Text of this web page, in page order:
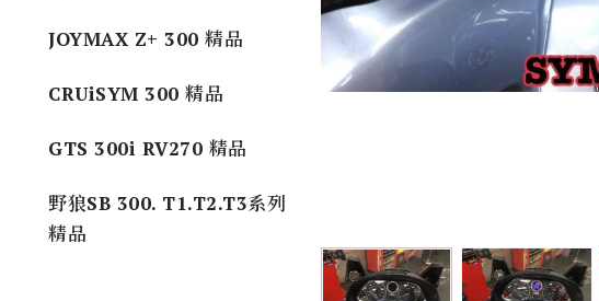
JOYMAX Z+ 300 精品
CRUiSYM 300 精品
GTS 300i RV270 精品
野狼SB 300. T1.T2.T3系列
精品